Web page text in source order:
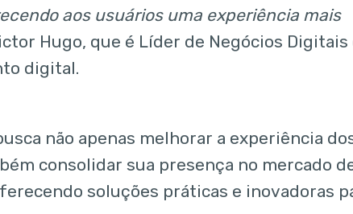
aos usuários uma experiência mais
Hugo, que é Líder de Negócios Digitais
digital.
não apenas melhorar a experiência
consolidar sua presença no mercado
soluções práticas e inovadoras